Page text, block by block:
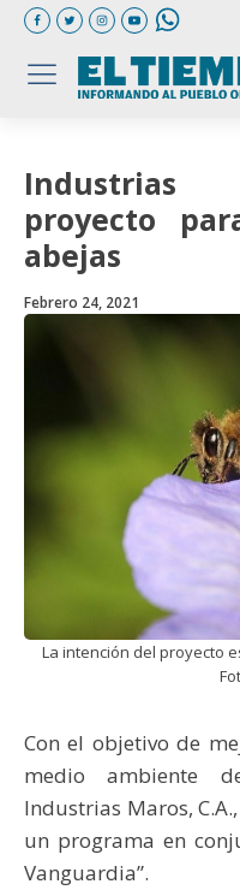
Industrias
proyecto
abejas
Febrero 24, 2021
La intención del proyecto
Con el objetivo de
medio ambiente
Industrias Maros,
un programa en
Vanguardia”.